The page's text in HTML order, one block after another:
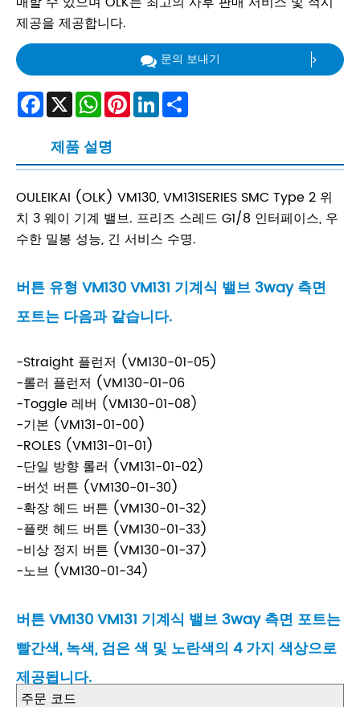
제공을 제공합니다.
문의 보내기
Facebook
X WhatsApp
Pinterest
LinkedIn
제품 설명
OULEIKAI (OLK) VM130, VM131SERIES SMC Type 2 위
치 3 웨이 기계 밸브. 프리즈 스레드 G1/8 인터페이스, 우
수한 밀봉 성능, 긴 서비스 수명.
버튼 유형 VM130 VM131 기계식 밸브 3way 측면
포트는 다음과 같습니다.
-Straight 플런저 (VM130-01-05)
-롤러 플런저 (VM130-01-06
-Toggle 레버 (VM130-01-08)
-기본 (VM131-01-00)
-ROLES (VM131-01-01)
-단일 방향 롤러 (VM131-01-02)
-버섯 버튼 (VM130-01-30)
-확장 헤드 버튼 (VM130-01-32)
-플랫 헤드 버튼 (VM130-01-33)
-비상 정지 버튼 (VM130-01-37)
-노브 (VM130-01-34)
버튼 VM130 VM131 기계식 밸브 3way 측면 포트는
빨간색, 녹색, 검은 색 및 노란색의 4 가지 색상으로
제공됩니다.
주문 코드